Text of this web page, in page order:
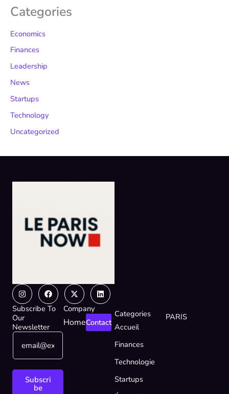
Categories
Economics
Finances
Leadership
News
Startups
Technology
Uncategorized
InstagramFacebook
X-
twitter
Linkedin
Subscribe To
Our
Newsletter
E
a
E
a
Subscri
be
Company
HomeContact
Categories
Accueil
Finances
Technologie
Startups
PARIS